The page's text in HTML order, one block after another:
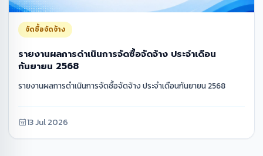
จัดซื้อจัดจ้าง
รายงานผลการดำเนินการจัดซื้อจัดจ้าง ประจำเดือน
กันยายน 2568
รายงานผลการดำเนินการจัดซื้อจัดจ้าง ประจำเดือนกันยายน 2568
13 Jul 2026